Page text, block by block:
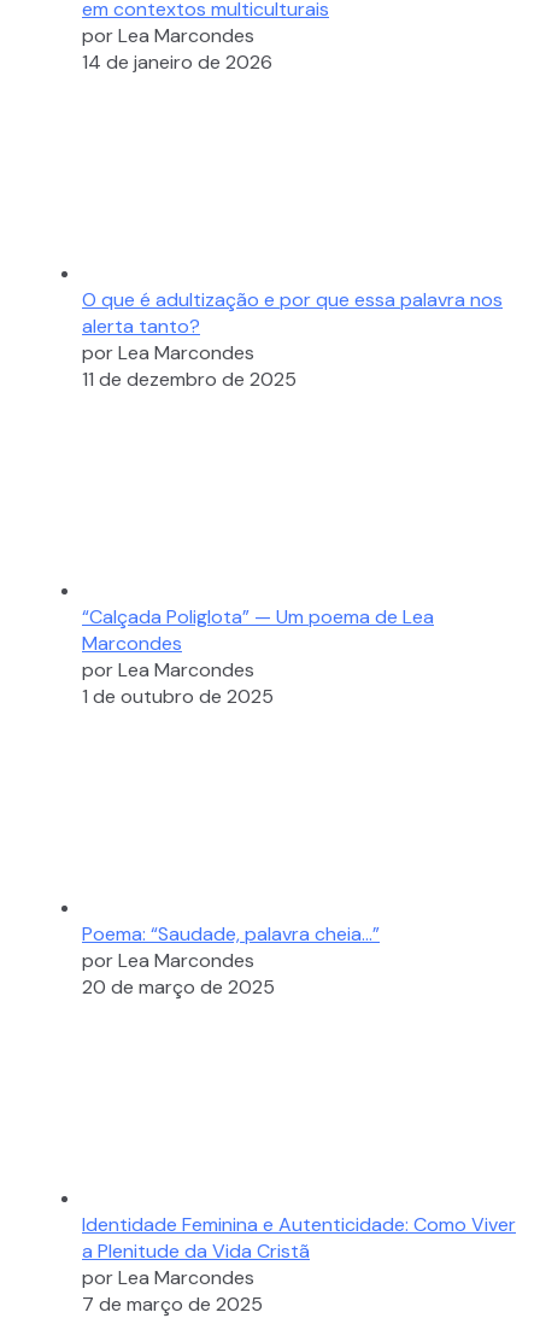
em contextos multiculturais
por Lea Marcondes
14 de janeiro de 2026
O que é adultização e por que essa palavra nos
alerta tanto?
por Lea Marcondes
11 de dezembro de 2025
“Calçada Poliglota” — Um poema de Lea
Marcondes
por Lea Marcondes
1 de outubro de 2025
Poema: “Saudade, palavra cheia…”
por Lea Marcondes
20 de março de 2025
Identidade Feminina e Autenticidade: Como Viver
a Plenitude da Vida Cristã
por Lea Marcondes
7 de março de 2025